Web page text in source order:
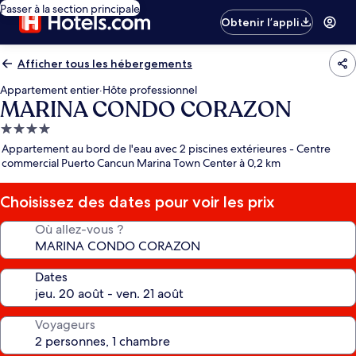
Passer à la section principale
Obtenir l’appli
Afficher tous les hébergements
Appartement entier·Hôte professionnel
MARINA CONDO CORAZON
Hébergement
4.0 étoiles
Appartement au bord de l'eau avec 2 piscines extérieures - Centre
commercial Puerto Cancun Marina Town Center à 0,2 km
Choisissez des dates pour voir les prix
Où allez-vous ?
Dates
Voyageurs